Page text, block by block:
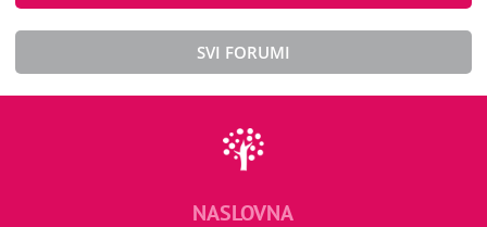
SVI FORUMI
NASLOVNA